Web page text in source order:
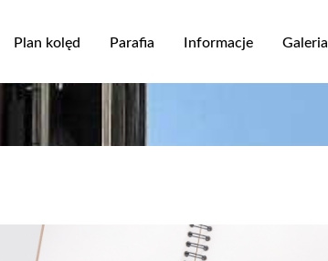
treści
Plan kolęd Parafia Informacje Galeria